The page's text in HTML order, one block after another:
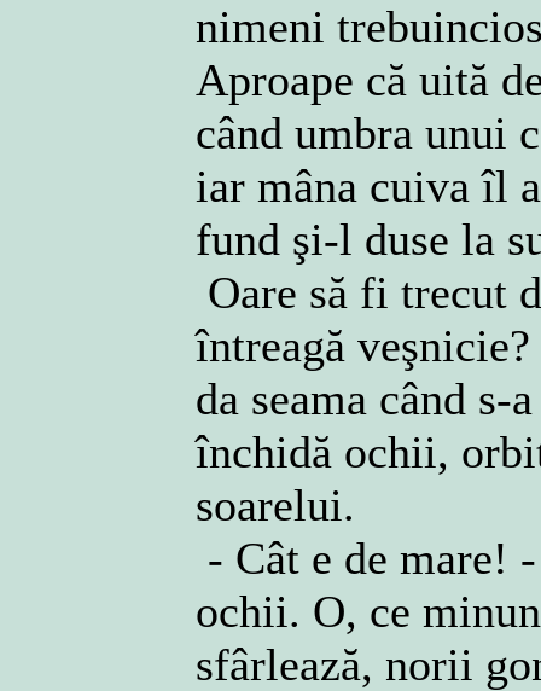
nimeni
Aproape că uită
când umbra unui
iar mâna cuiva îl
fund şi-l duse la
Oare să fi trecut
întreagă
da seama când s-
închidă ochii,
soarelui.
- Cât e de mare!
ochii. O, ce
sfârlează, norii